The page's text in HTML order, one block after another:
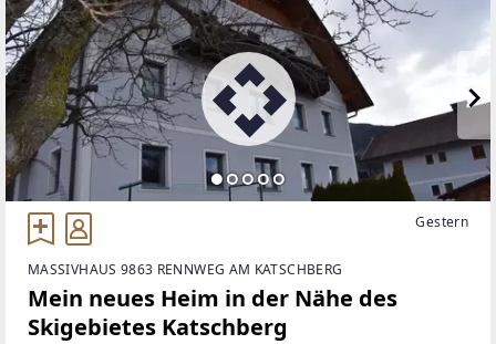
Gestern
MASSIVHAUS 9863 RENNWEG AM KATSCHBERG
Mein neues Heim in der Nähe des
Skigebietes Katschberg